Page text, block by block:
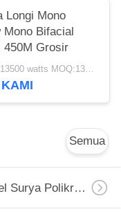
Longi Mono
Mono Bifacial
450M Grosir
$0.25/watts >=13500 watts MOQ:13500 watt
Semua
Panel Surya Polikristalin